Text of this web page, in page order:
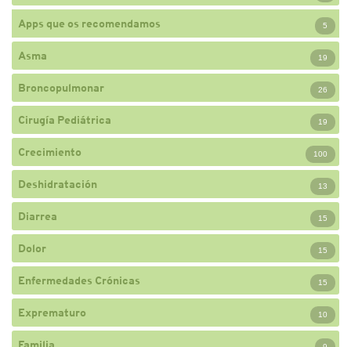
Apps que os recomendamos 5
Asma 19
Broncopulmonar 26
Cirugía Pediátrica 19
Crecimiento 100
Deshidratación 13
Diarrea 15
Dolor 15
Enfermedades Crónicas 15
Exprematuro 10